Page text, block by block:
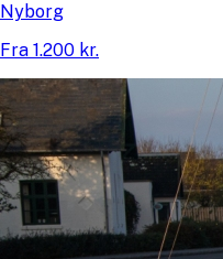
Nyborg
Fra 1.200 kr.